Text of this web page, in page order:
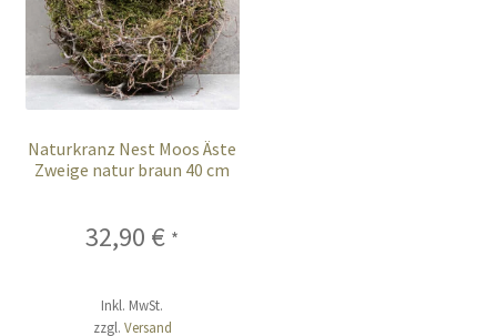
Naturkranz Nest Moos Äste
Zweige natur braun 40 cm
32,90 € *
Inkl. MwSt.
zzgl. Versand